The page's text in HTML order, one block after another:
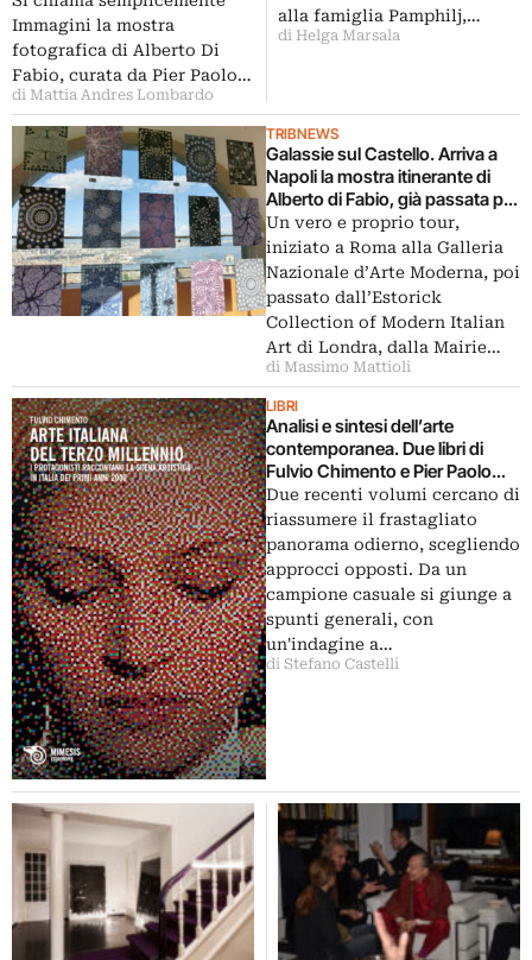
all’ambasciata italiana della
capitale francese
Immagini la mostra
fotografica di Alberto Di
Fabio, curata da Pier Paolo…
di Mattia Andres Lombardo
alla famiglia Pamphilj,…
di Helga Marsala
TRIBNEWS
Galassie sul Castello. Arriva a
Napoli la mostra itinerante di
Alberto di Fabio, già passata per
Roma, Londra, Parigi e Venezia:
ecco le immagini dell’opening a
Castel Sant’Elmo
Un vero e proprio tour,
iniziato a Roma alla Galleria
Nazionale d’Arte Moderna, poi
passato dall’Estorick
Collection of Modern Italian
Art di Londra, dalla Mairie…
di Massimo Mattioli
LIBRI
Analisi e sintesi dell’arte
contemporanea. Due libri di
Fulvio Chimento e Pier Paolo
Pancotto
Due recenti volumi cercano di
riassumere il frastagliato
panorama odierno, scegliendo
approcci opposti. Da un
campione casuale si giunge a
spunti generali, con
un'indagine a…
di Stefano Castelli